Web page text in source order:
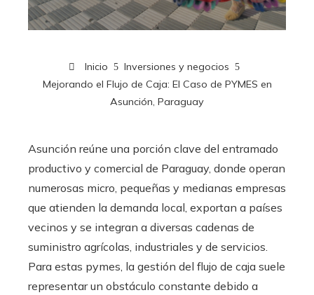
Inicio
Inversiones y negocios
Mejorando el Flujo de Caja: El Caso de PYMES en
Asunción, Paraguay
Asunción reúne una porción clave del entramado
productivo y comercial de Paraguay, donde operan
numerosas micro, pequeñas y medianas empresas
que atienden la demanda local, exportan a países
vecinos y se integran a diversas cadenas de
suministro agrícolas, industriales y de servicios.
Para estas pymes, la gestión del flujo de caja suele
representar un obstáculo constante debido a